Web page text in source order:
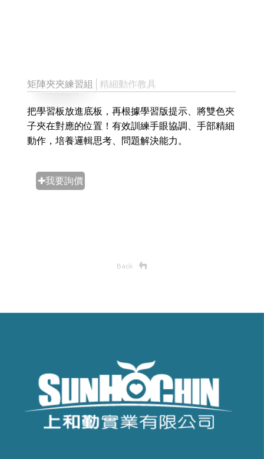
矩陣夾夾練習組 │精細動作教具
把學習板放進底板，再根據學習版提示、將雙色夾
子夾在對應的位置！有效訓練手眼協調、手部精細
動作，培養邏輯思考、問題解決能力。
✚我要詢價